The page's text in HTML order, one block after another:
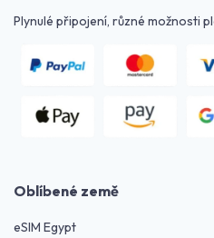
Plynulé připojení, různé možnosti
Oblíbené země
eSIM Egypt